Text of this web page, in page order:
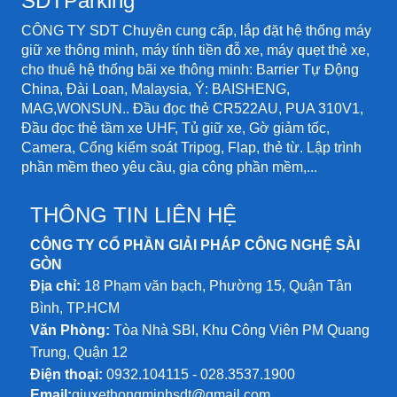
thường xuyên lớn như siêu thị, trung
tâm thương mại, trường học.v.v..
CÔNG TY SDT Chuyên cung cấp, lắp đặt hệ thống máy
giữ xe thông minh, máy tính tiền đỗ xe, máy quẹt thẻ xe,
cho thuê hệ thống bãi xe thông minh: Barrier Tự Động
China, Đài Loan, Malaysia, Ý: BAISHENG,
MAG,WONSUN.. Đầu đọc thẻ CR522AU, PUA 310V1,
Đầu đọc thẻ tầm xe UHF, Tủ giữ xe, Gờ giảm tốc,
Camera, Cổng kiểm soát Tripog, Flap, thẻ từ. Lập trình
phần mềm theo yêu cầu, gia công phần mềm,...
THÔNG TIN LIÊN HỆ
CÔNG TY CỔ PHẦN GIẢI PHÁP CÔNG NGHỆ SÀI
GÒN
Địa chỉ: 18 Phạm văn bạch, Phường 15, Quận Tân
Bình, TP.HCM
Văn Phòng: Tòa Nhà SBI, Khu Công Viên PM Quang
Trung, Quận 12
Điện thoại: 0932.104115 - 028.3537.1900